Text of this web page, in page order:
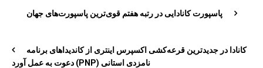
پاسپورت کانادایی در رتبه هفتم قوی‌ترین پاسپورت‌های جهان
کانادا در جدیدترین قرعه‌کشی اکسپرس اینتری از کاندیداهای برنامه
نامزدی استانی (PNP) دعوت به عمل آورد